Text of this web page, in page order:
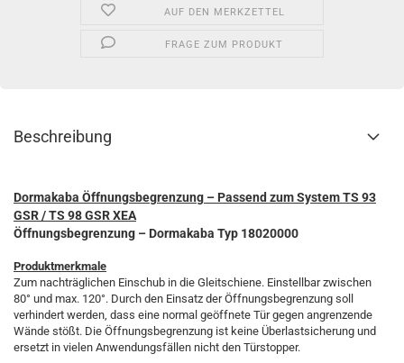
AUF DEN MERKZETTEL
FRAGE ZUM PRODUKT
Beschreibung
Dormakaba Öffnungsbegrenzung – Passend zum System TS 93
GSR / TS 98 GSR XEA
Öffnungsbegrenzung – Dormakaba Typ 18020000
Produktmerkmale
Zum nachträglichen Einschub in die Gleitschiene. Einstellbar zwischen
80° und max. 120°. Durch den Einsatz der Öffnungsbegrenzung soll
verhindert werden, dass eine normal geöffnete Tür gegen angrenzende
Wände stößt. Die Öffnungsbegrenzung ist keine Überlastsicherung und
ersetzt in vielen Anwendungsfällen nicht den Türstopper.